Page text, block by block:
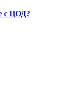
с ЦОД?